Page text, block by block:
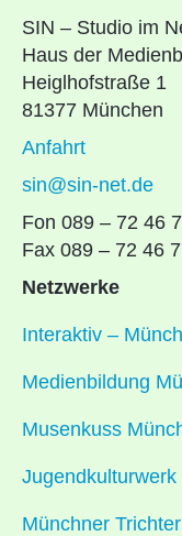
SIN – Studio im
Haus der
Heiglhofstraße 1
81377 München
Anfahrt
sin@sin-net.de
Fon 089 – 72 46
Fax 089 – 72 46
Netzwerke
Interaktiv –
Medienbildung
Musenkuss
Jugendkulturwerk
Münchner Trichter